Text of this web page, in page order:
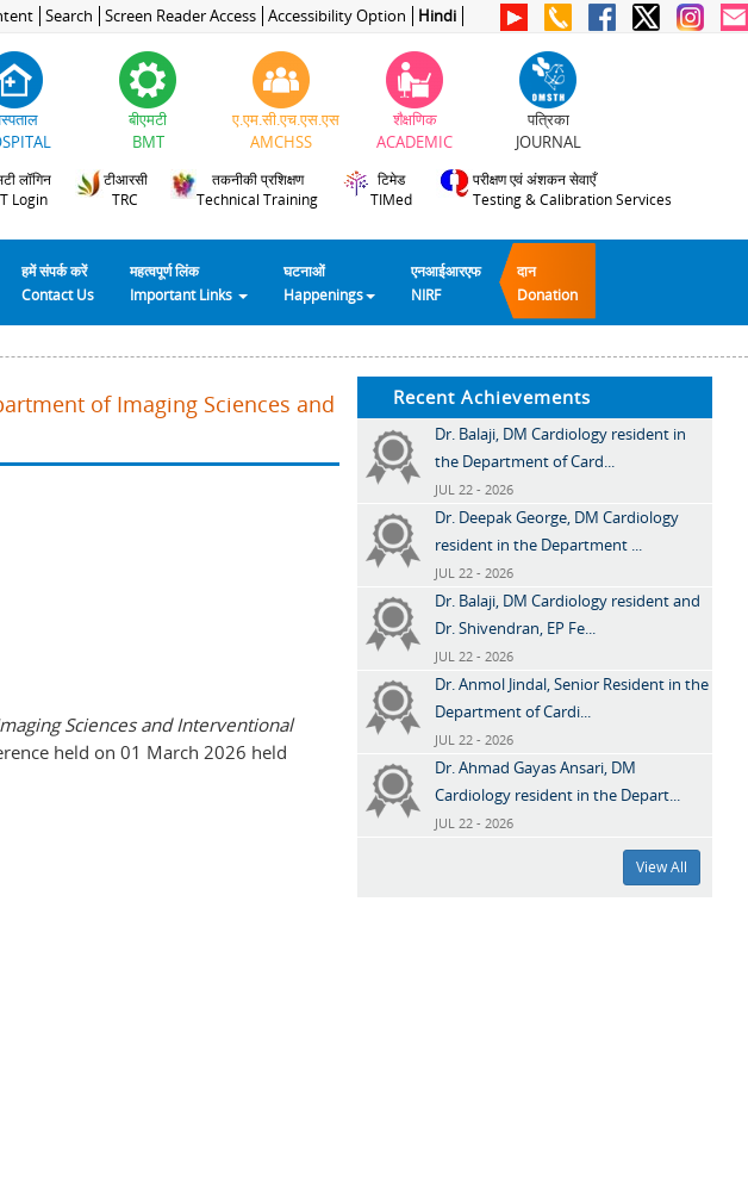
Search Screen Reader Access Accessibility Option Hindi
बीएमटी
BMT
ए.एम.सी.एच.एस.एस
AMCHSS
शैक्षणिक
ACADEMIC
पत्रिका
JOURNAL
लॉगिन
Login
टीआरसी
TRC
तकनीकी प्रशिक्षण
Technical Training
टिमेड
TIMed
परीक्षण एवं अंशकन सेवाएँ
Testing & Calibration Services
हमें संपर्क करें
Contact Us
महत्वपूर्ण लिंक
Important Links
घटनाओं
Happenings
एनआईआरएफ
NIRF
दान
Donation
of Imaging Sciences and
Sciences and Interventional
held on 01 March 2026 held
Recent Achievements
Dr. Balaji, DM Cardiology resident in
the Department of Card...
JUL 22 - 2026
Dr. Deepak George, DM Cardiology
resident in the Department ...
JUL 22 - 2026
Dr. Balaji, DM Cardiology resident and
Dr. Shivendran, EP Fe...
JUL 22 - 2026
Dr. Anmol Jindal, Senior Resident in the
Department of Cardi...
JUL 22 - 2026
Dr. Ahmad Gayas Ansari, DM
Cardiology resident in the Depart...
JUL 22 - 2026
View All